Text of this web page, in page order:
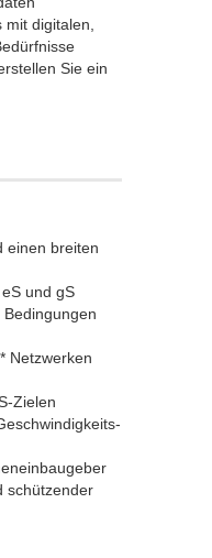
digitalen,
Sie ein
einen breiten
und gS
Netzwerken
Zielen
schützender